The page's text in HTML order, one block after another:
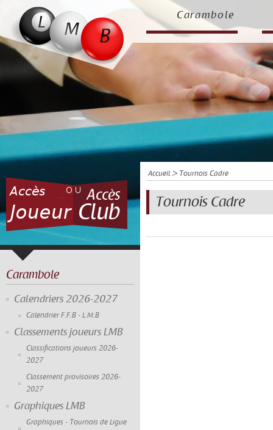
Carambole
Carambole
Calendriers 2026-2027
Calendrier F.F.B - L.M.B
Classements joueurs LMB
Classifications joueurs 2026-
2027
Classement provisoires 2026-
2027
Graphiques LMB
Graphiques - Tournois de Ligue
Accueil > Tournois Cadre
Tournois Cadre